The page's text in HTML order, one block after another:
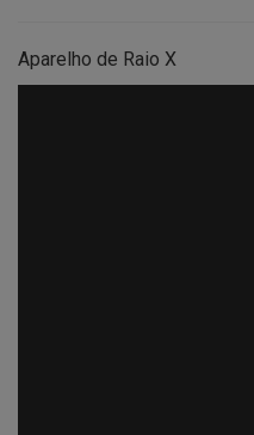
Aparelho de Raio X